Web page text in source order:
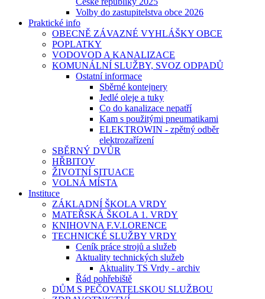
Volby do zastupitelstva obce 2026
Praktické info
OBECNĚ ZÁVAZNÉ VYHLÁŠKY OBCE
POPLATKY
VODOVOD A KANALIZACE
KOMUNÁLNÍ SLUŽBY, SVOZ ODPADŮ
Ostatní informace
Sběrné kontejnery
Jedlé oleje a tuky
Co do kanalizace nepatří
Kam s použitými pneumatikami
ELEKTROWIN - zpětný odběr
elektrozařízení
SBĚRNÝ DVŮR
HŘBITOV
ŽIVOTNÍ SITUACE
VOLNÁ MÍSTA
Instituce
ZÁKLADNÍ ŠKOLA VRDY
MATEŘSKÁ ŠKOLA 1. VRDY
KNIHOVNA F.V.LORENCE
TECHNICKÉ SLUŽBY VRDY
Ceník práce strojů a služeb
Aktuality technických služeb
Aktuality TS Vrdy - archiv
Řád pohřebiště
DŮM S PEČOVATELSKOU SLUŽBOU